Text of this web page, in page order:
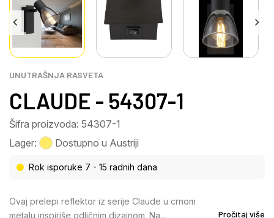
UNUTRAŠNJA RASVETA
CLAUDE - 54307-1
Šifra proizvoda: 54307-1
Lager:
Dostupno u Austriji
Rok isporuke 7 - 15 radnih dana
Ovaj prelepi reflektor iz serije Claude u crnom
metalu inspiriše odličnim dizajnom. Na
Pročitaj više